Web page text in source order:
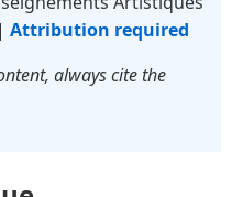
Attribution required
always cite the